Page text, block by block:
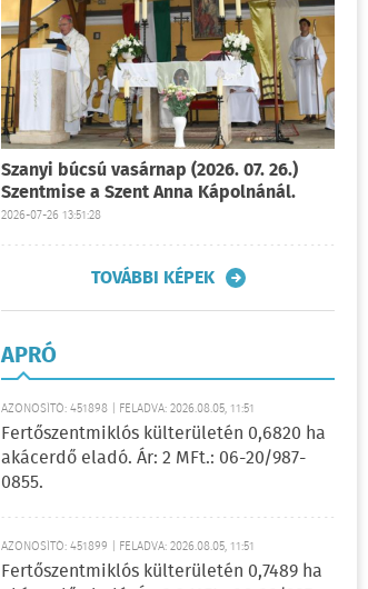
Szanyi búcsú vasárnap (2026. 07. 26.)
Szentmise a Szent Anna Kápolnánál.
2026-07-26 13:51:28
TOVÁBBI KÉPEK
APRÓ
AZONOSÍTÓ: 451898 | FELADVA: 2026.08.05, 11:51
Fertőszentmiklós külterületén 0,6820 ha
akácerdő eladó. Ár: 2 MFt.: 06-20/987-
0855.
AZONOSÍTÓ: 451899 | FELADVA: 2026.08.05, 11:51
Fertőszentmiklós külterületén 0,7489 ha